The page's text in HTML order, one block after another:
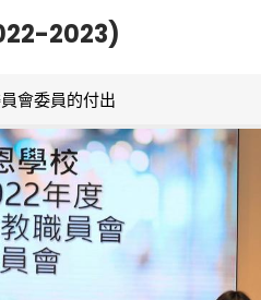
2023)
會委員的付出